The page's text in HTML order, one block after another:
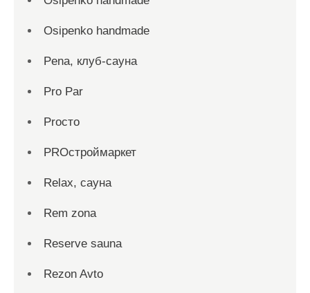
Osipenko handmade
Pena, клуб-сауна
Pro Par
Proсто
PROстроймаркет
Relax, сауна
Rem zona
Reserve sauna
Rezon Avto